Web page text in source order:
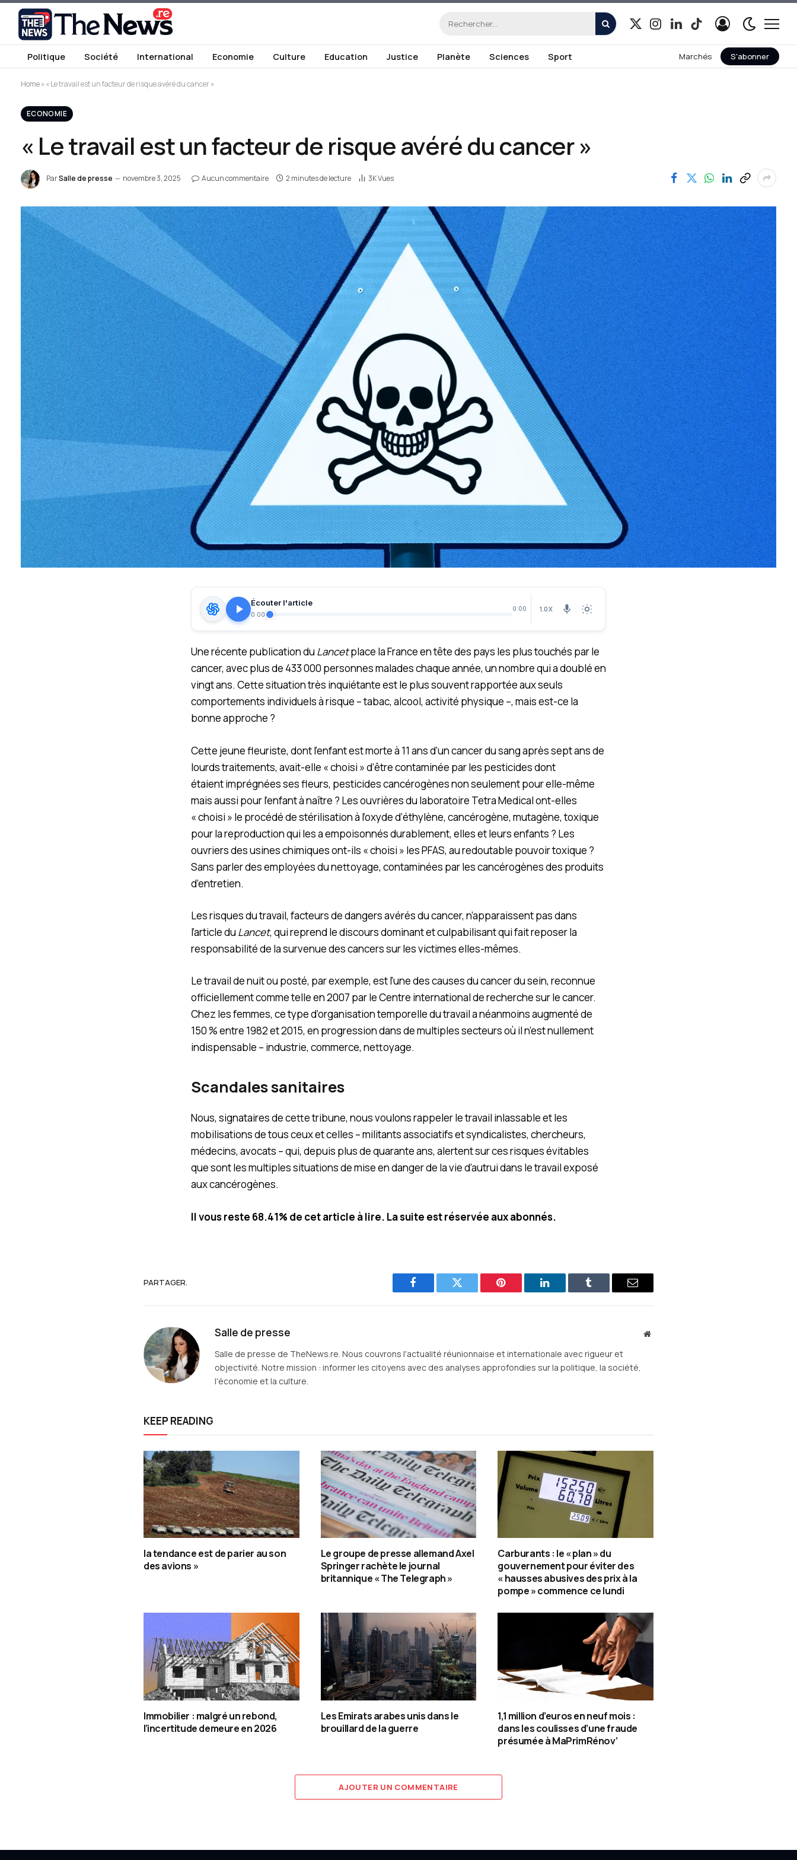
X
Instagram
LinkedInTikTok
Politique Société International Economie Culture Education Justice Planète Sciences Sport Marchés S'abonner
Home»« Le travail est un facteur de risque avéré du cancer »
ECONOMIE
« Le travail est un facteur de risque avéré du cancer »
ParSalle de presse novembre 3, 2025 Aucun commentaire 2 minutes de lecture 3KVues
Écouter l'article
0:00
0:00 1.0X
Une récente publication du Lancetplace la France en tête des pays les plus touchés par le
cancer, avec plus de 433 000 personnes malades chaque année, un nombre qui a doublé en
vingt ans. Cette situation très inquiétante est le plus souvent rapportée aux seuls
comportements individuels à risque – tabac, alcool, activité physique –, mais est-ce la
bonne approche ?
Cette jeune fleuriste, dont l’enfant est morte à 11 ans d’un cancer du sang après sept ans de
lourds traitements, avait-elle « choisi » d’être contaminée par les pesticides dont
étaient imprégnées ses fleurs, pesticides cancérogènes non seulement pour elle-même
mais aussi pour l’enfant à naître ? Les ouvrières du laboratoire Tetra Medical ont-elles
« choisi » le procédé de stérilisation à l’oxyde d’éthylène, cancérogène, mutagène, toxique
pour la reproduction qui les a empoisonnés durablement, elles et leurs enfants ? Les
ouvriers des usines chimiques ont-ils « choisi » les PFAS, au redoutable pouvoir toxique ?
Sans parler des employées du nettoyage, contaminées par les cancérogènes des produits
d’entretien.
Les risques du travail, facteurs de dangers avérés du cancer, n’apparaissent pas dans
l’article du Lancet, qui reprend le discours dominant et culpabilisant qui fait reposer la
responsabilité de la survenue des cancers sur les victimes elles-mêmes.
Le travail de nuit ou posté, par exemple, est l’une des causes du cancer du sein, reconnue
officiellement comme telle en 2007 par le Centre international de recherche sur le cancer.
Chez les femmes, ce type d’organisation temporelle du travail a néanmoins augmenté de
150 % entre 1982 et 2015, en progression dans de multiples secteurs où il n’est nullement
indispensable – industrie, commerce, nettoyage.
Scandales sanitaires
Nous, signataires de cette tribune, nous voulons rappeler le travail inlassable et les
mobilisations de tous ceux et celles – militants associatifs et syndicalistes, chercheurs,
médecins, avocats – qui, depuis plus de quarante ans, alertent sur ces risques évitables
que sont les multiples situations de mise en danger de la vie d’autrui dans le travail exposé
aux cancérogènes.
Il vous reste 68.41% de cet article à lire. La suite est réservée aux abonnés.
PARTAGER.
Facebook Twitter Pinterest LinkedIn Tumblr
E-
Salle de presse
Site
Salle de presse de TheNews.re. Nous couvrons l'actualité réunionnaise et internationale avec rigueur et
objectivité. Notre mission : informer les citoyens avec des analyses approfondies sur la politique, la société,
l'économie et la culture.
KEEP READING
la tendance est de parier au son
des avions »
Le groupe de presse allemand Axel
Springer rachète le journal
britannique « The Telegraph »
Carburants : le « plan » du
gouvernement pour éviter des
« hausses abusives des prix à la
pompe » commence ce lundi
Immobilier : malgré un rebond,
l’incertitude demeure en 2026
Les Emirats arabes unis dans le
brouillard de la guerre
1,1 million d’euros en neuf mois :
dans les coulisses d’une fraude
présumée à MaPrimRénov’
AJOUTER UN COMMENTAIRE